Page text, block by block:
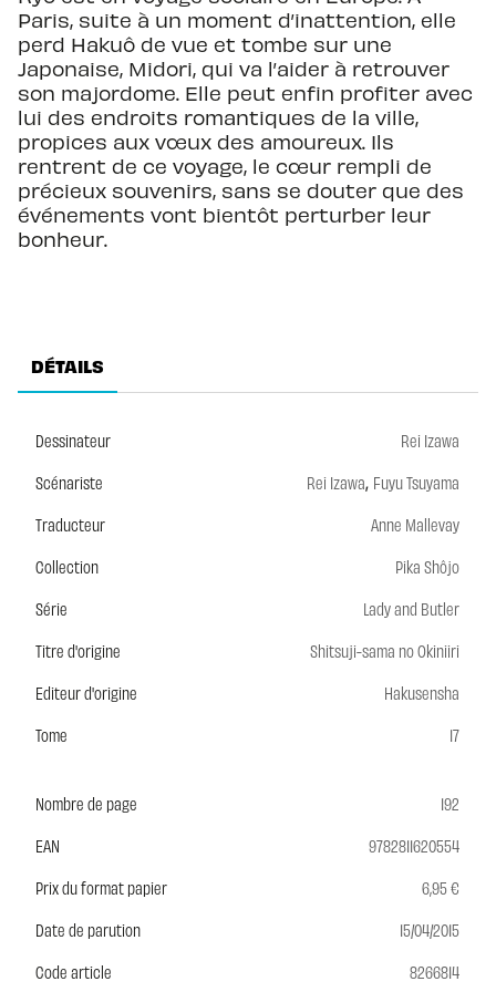
Paris, suite à un moment d’inattention, elle
perd Hakuô de vue et tombe sur une
Japonaise, Midori, qui va l’aider à retrouver
son majordome. Elle peut enfin profiter avec
lui des endroits romantiques de la ville,
propices aux vœux des amoureux. Ils
rentrent de ce voyage, le cœur rempli de
précieux souvenirs, sans se douter que des
événements vont bientôt perturber leur
bonheur.
DÉTAILS
Dessinateur
Rei Izawa
Scénariste
Rei Izawa, Fuyu Tsuyama
Traducteur
Anne Mallevay
Collection
Pika Shôjo
Série
Lady and Butler
Titre d'origine
Shitsuji-sama no Okiniiri
Editeur d'origine
Hakusensha
Tome
17
Nombre de page
192
EAN
9782811620554
Prix du format papier
6,95 €
Date de parution
15/04/2015
Code article
8266814